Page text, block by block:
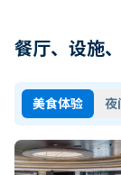
餐厅、设施
美食体验 夜